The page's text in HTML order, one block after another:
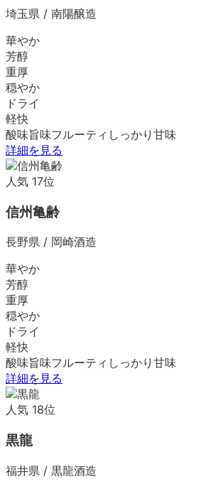
埼玉県 / 南陽醸造
華やか
芳醇
重厚
穏やか
ドライ
軽快
酸味旨味フルーティ しっかり 甘味
詳細を見る
人気 17位
信州亀齢
長野県 / 岡崎酒造
華やか
芳醇
重厚
穏やか
ドライ
軽快
酸味旨味フルーティ しっかり 甘味
詳細を見る
人気 18位
黒龍
福井県 / 黒龍酒造